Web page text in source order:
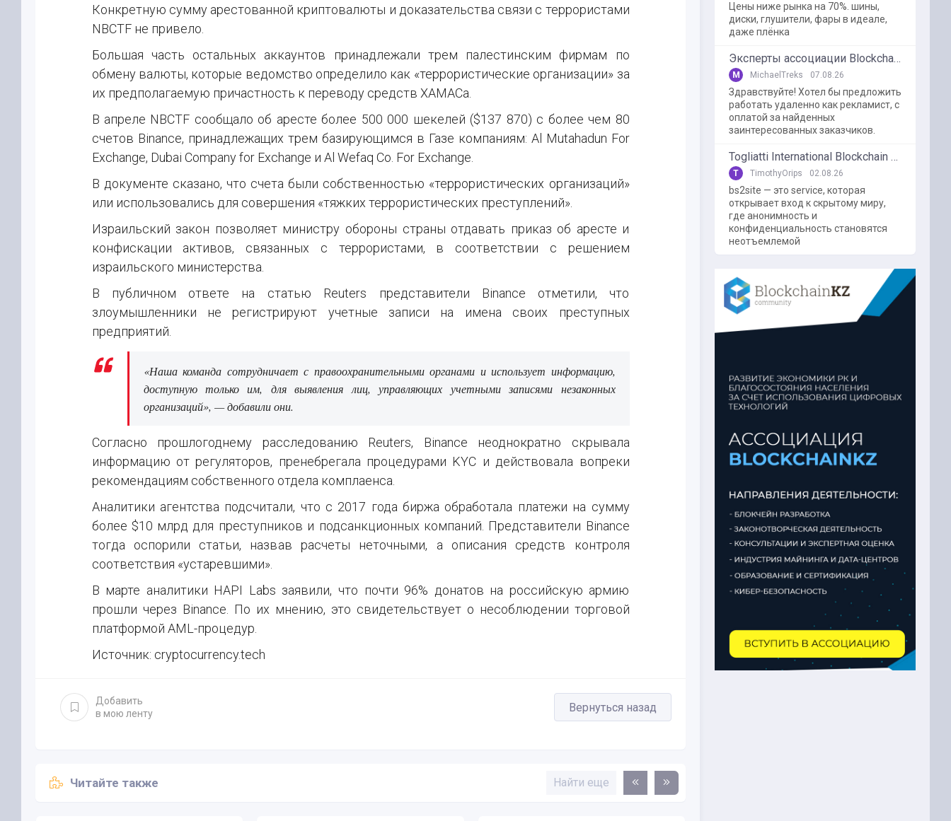
Конкретную сумму арестованной криптовалюты и доказательства связи с террористами
NBCTF не привело.
Большая часть остальных аккаунтов принадлежали трем палестинским фирмам по
обмену валюты, которые ведомство определило как «террористические организации» за
их предполагаемую причастность к переводу средств ХАМАСа.
В апреле NBCTF сообщало об аресте более 500 000 шекелей ($137 870) с более чем 80
счетов Binance, принадлежащих трем базирующимся в Газе компаниям: Al Mutahadun For
Exchange, Dubai Company for Exchange и Al Wefaq Co. For Exchange.
В документе сказано, что счета были собственностью «террористических организаций»
или использовались для совершения «тяжких террористических преступлений».
Израильский закон позволяет министру обороны страны отдавать приказ об аресте и
конфискации активов, связанных с террористами, в соответствии с решением
израильского министерства.
В публичном ответе на статью Reuters представители Binance отметили, что
злоумышленники не регистрируют учетные записи на имена своих преступных
предприятий.
«Наша команда сотрудничает с правоохранительными органами и использует информацию,
доступную только им, для выявления лиц, управляющих учетными записями незаконных
организаций», — добавили они.
Согласно прошлогоднему расследованию Reuters, Binance неоднократно скрывала
информацию от регуляторов, пренебрегала процедурами KYC и действовала вопреки
рекомендациям собственного отдела комплаенса.
Аналитики агентства подсчитали, что с 2017 года биржа обработала платежи на сумму
более $10 млрд для преступников и подсанкционных компаний. Представители Binance
тогда оспорили статьи, назвав расчеты неточными, а описания средств контроля
соответствия «устаревшими».
В марте аналитики HAPI Labs заявили, что почти 96% донатов на российскую армию
прошли через Binance. По их мнению, это свидетельствует о несоблюдении торговой
платформой AML-процедур.
Источник: cryptocurrency.tech
Добавить
в мою ленту
Вернуться назад
Читайте также Найти еще
Цены ниже рынка на 70%. шины,
диски, глушители, фары в идеале,
даже плёнка
Эксперты ассоциации BlockchainKZ были приглашенный в г. Туркестан на межрегиональный форум "Финансовая безопастность в эпоху цифровизации и ИИ"
M MichaelTreks 07.08.26
Здравствуйте! Хотел бы предложить
работать удаленно как рекламист, с
оплатой за найденных
заинтересованных заказчиков.
Togliatti International Blockchain Forum
T TimothyOrips 02.08.26
bs2site — это service, которая
открывает вход к скрытому миру,
где анонимность и
конфиденциальность становятся
неотъемлемой